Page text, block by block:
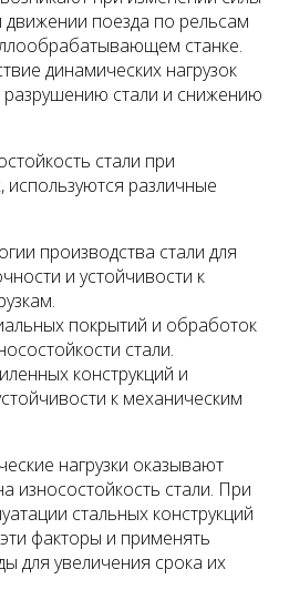
поезда по рельсам
станке.
динамических нагрузок
разрушению стали и снижению
стали при
используются различные
производства стали для
и устойчивости к
покрытий и обработок
стали.
конструкций и
к механическим
нагрузки оказывают
износостойкость стали. При
стальных конструкций
факторы и применять
для увеличения срока их